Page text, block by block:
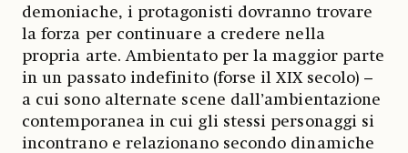
demoniache, i protagonisti dovranno trovare
la forza per continuare a credere nella
propria arte. Ambientato per la maggior parte
in un passato indefinito (forse il XIX secolo) –
a cui sono alternate scene dall’ambientazione
contemporanea in cui gli stessi personaggi si
incontrano e relazionano secondo dinamiche